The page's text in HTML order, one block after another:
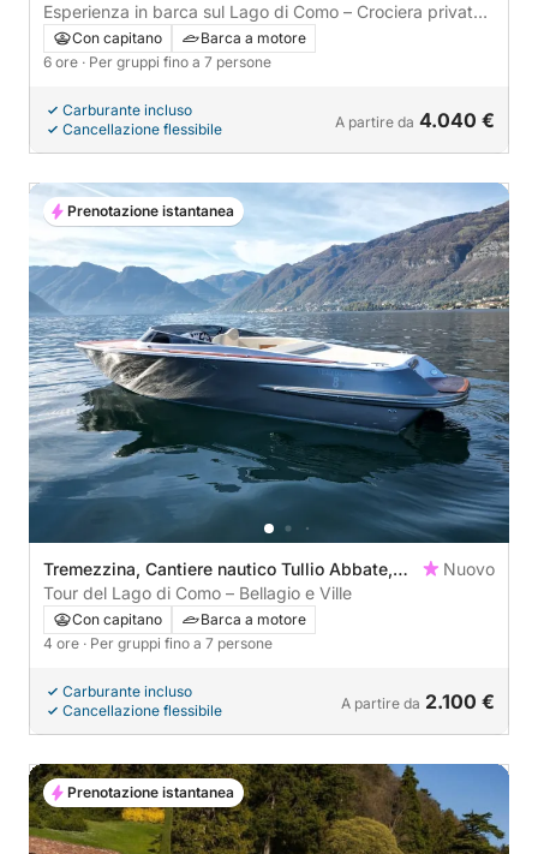
Italy
Esperienza in barca sul Lago di Como – Crociera privata
di alta qualità
Con capitano
Barca a motore
6 ore · Per gruppi fino a 7 persone
Carburante incluso
Cancellazione flessibile
A partire da 4.040 €
Tremezzina, Cantiere nautico Tullio Abbate,
Italy
Nuovo
Tour del Lago di Como – Bellagio e Ville
Con capitano
Barca a motore
4 ore · Per gruppi fino a 7 persone
Carburante incluso
Cancellazione flessibile
A partire da 2.100 €
Prenotazione istantanea
Prenotazione istantanea